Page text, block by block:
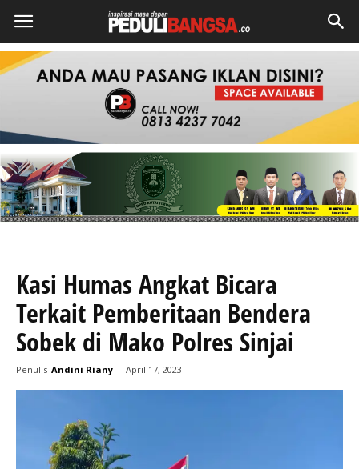
Kasi Humas Angkat Bicara
Terkait Pemberitaan Bendera
Sobek di Mako Polres Sinjai
Penulis Andini Riany - April 17, 2023